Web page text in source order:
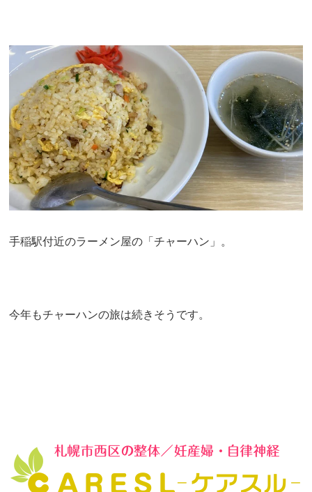
手稲駅付近のラーメン屋の「チャーハン」。
今年もチャーハンの旅は続きそうです。